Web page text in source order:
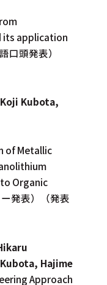
its application
口頭発表）
Kubota,
of Metallic
Organic
発表）（発表
Hajime
Approach